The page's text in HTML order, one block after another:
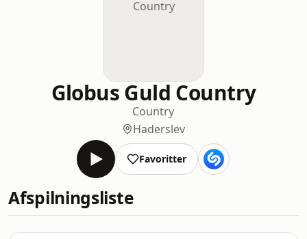
Globus Guld Country
Country
Haderslev
Favoritter
Afspilningsliste